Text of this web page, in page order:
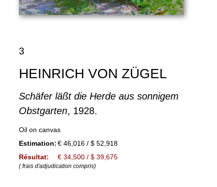
3
HEINRICH VON ZÜGEL
Schäfer läßt die Herde aus sonnigem
Obstgarten, 1928.
Oil on canvas
Estimation:€ 46,016 / $ 52,918
Résultat:
€ 34,500 / $ 39,675
( frais d'adjudication compris)